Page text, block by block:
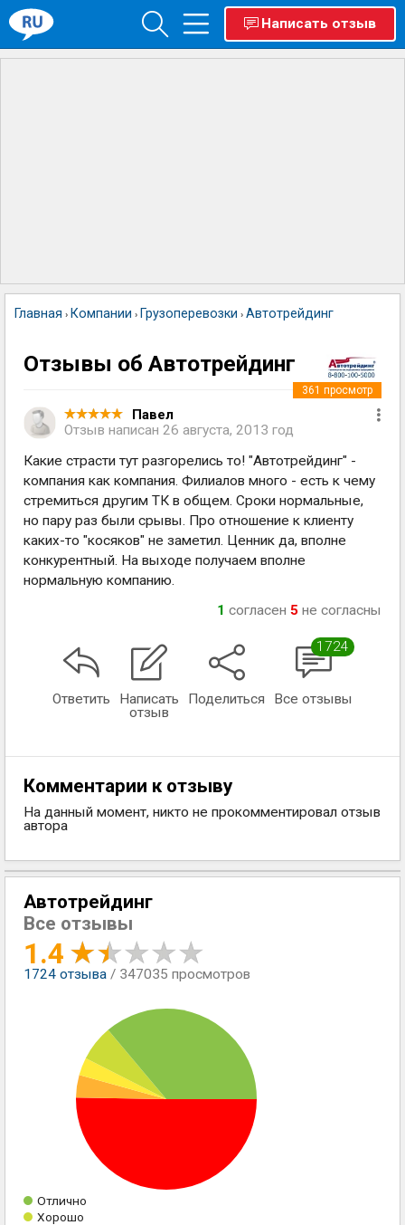
Написать отзыв
Главная › Компании › Грузоперевозки › Автотрейдинг
Отзывы об Автотрейдинг
Павел
Отзыв написан 26 августа, 2013 год
361 просмотр
Какие страсти тут разгорелись то! "Автотрейдинг" -
компания как компания. Филиалов много - есть к чему
стремиться другим ТК в общем. Сроки нормальные,
но пару раз были срывы. Про отношение к клиенту
каких-то "косяков" не заметил. Ценник да, вполне
конкурентный. На выходе получаем вполне
нормальную компанию.
1 согласен 5 не согласны
Ответить
Написать
отзыв
Поделиться
1724
Все отзывы
Комментарии к отзыву
На данный момент, никто не прокомментировал отзыв
автора
Автотрейдинг
Все отзывы
1.4
1724 отзыва / 347035 просмотров
Отлично
Хорошо